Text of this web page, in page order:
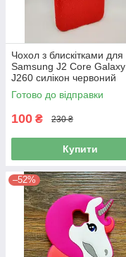
Чохол з блискітками для
Samsung J2 Core Galaxy
J260 силікон червоний
Готово до відправки
100 ₴ 230 ₴
Купити
–52%